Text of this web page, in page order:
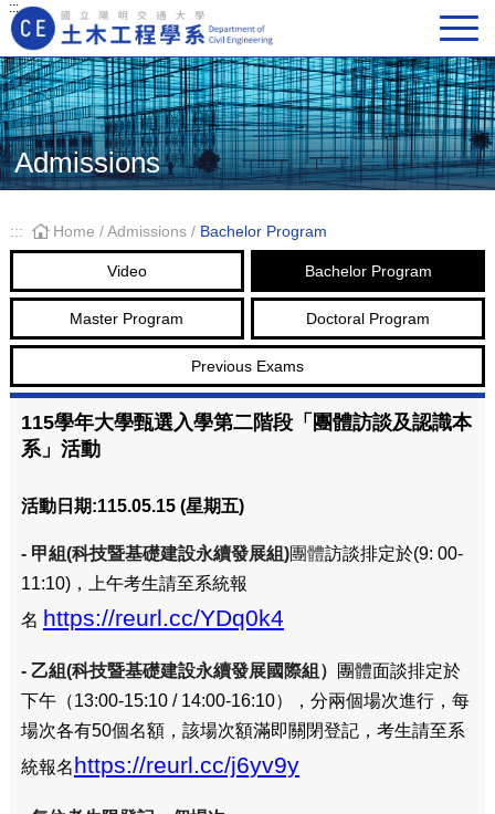
:::
Main Navigation
Admissions
::: Home / Admissions/ Bachelor Program
Video Bachelor Program
Master Program Doctoral Program
Previous Exams
115學年大學甄選入學第二階段「團體訪談及認識本
系」活動
活動日期:115.05.15 (星期五)
- 甲組(科技暨基礎建設永續發展組)團體訪談排定於(9: 00-
11:10)，上午考生請至系統報
名 https://reurl.cc/YDq0k4
- 乙組(科技暨基礎建設永續發展國際組）
團體面談排定於
下午（13:00-15:10 / 14:00-16:10），分兩個場次進行，每
場次各有50個名額，該場次額滿即關閉登記，考生請至系
統報名https://reurl.cc/j6yv9y